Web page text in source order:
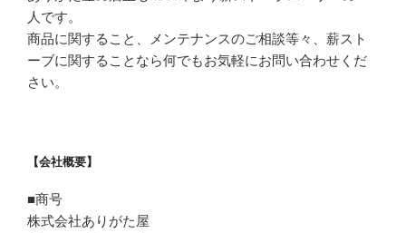
人です。
商品に関すること、メンテナンスのご相談等々、薪スト
ーブに関することなら何でもお気軽にお問い合わせくだ
さい。
【会社概要】
■商号
株式会社ありがた屋